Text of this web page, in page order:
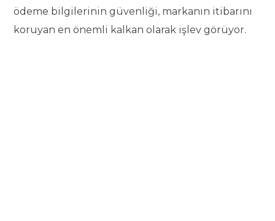
ödeme bilgilerinin güvenliği, markanın itibarını
koruyan en önemli kalkan olarak işlev görüyor.